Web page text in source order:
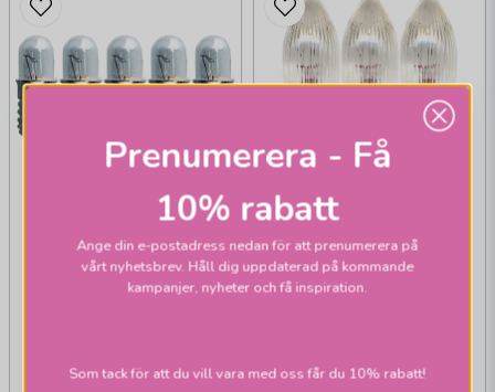
STAR TRADING
Microlampa E5 1,2W
12V 5-pack
Skickas inom 1-2 vardagar
STAR TRADING
Reservlampa E10
55V 3W 4-5-armad
Skickas inom 1-2 vardagar
Prenumerera - Få
10% rabatt
Ange din e-postadress nedan för att prenumerera på
vårt nyhetsbrev. Håll dig uppdaterad på kommande
kampanjer, nyheter och få inspiration.
Som tack för att du vill vara med oss får du 10% rabatt!